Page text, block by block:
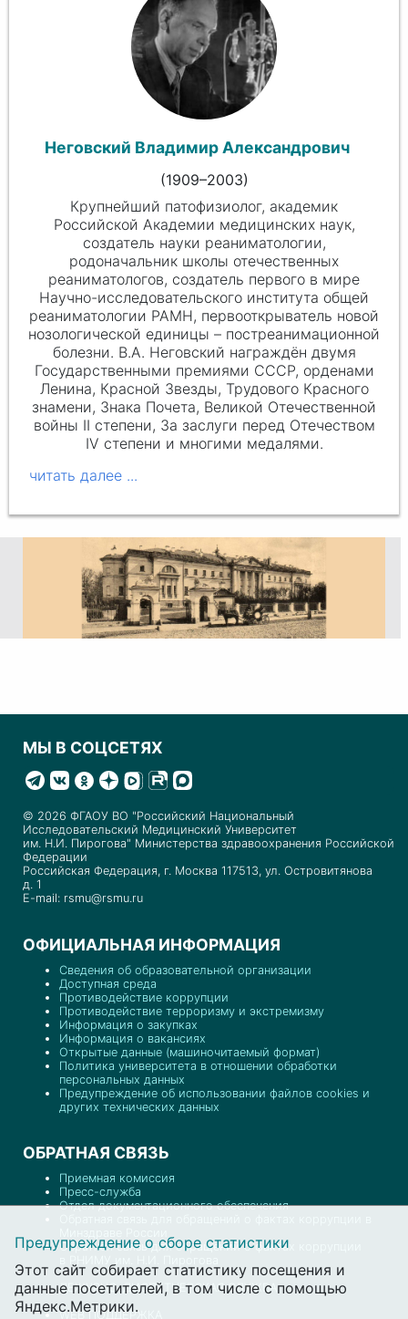
Неговский Владимир Александрович
(1909–2003)
Крупнейший патофизиолог, академик
Российской Академии медицинских наук,
создатель науки реаниматологии,
родоначальник школы отечественных
реаниматологов, создатель первого в мире
Научно-исследовательского института общей
реаниматологии РАМН, первооткрыватель новой
нозологической единицы – постреанимационной
болезни. В.А. Неговский награждён двумя
Государственными премиями СССР, орденами
Ленина, Красной Звезды, Трудового Красного
знамени, Знака Почета, Великой Отечественной
войны II степени, За заслуги перед Отечеством
IV степени и многими медалями.
МЫ В СОЦСЕТЯХ
© 2026 ФГАОУ ВО "Российский Национальный
Исследовательский Медицинский Университет
им. Н.И. Пирогова" Министерства здравоохранения Российской
Федерации
Российская Федерация, г. Москва 117513, ул. Островитянова
д. 1
E-mail: rsmu@rsmu.ru
ОФИЦИАЛЬНАЯ ИНФОРМАЦИЯ
Сведения об образовательной организации
Доступная среда
Противодействие коррупции
Противодействие терроризму и экстремизму
Информация о закупках
Информация о вакансиях
Открытые данные (машиночитаемый формат)
Политика университета в отношении обработки
персональных данных
Предупреждение об использовании файлов cookies и
других технических данных
ОБРАТНАЯ СВЯЗЬ
Приемная комиссия
Пресс-служба
Отдел документационного обеспечения
Обратная связь для обращений о фактах коррупции
ДЕЖУРНО-ДИСПЕТЧЕРСКАЯ СЛУЖБА
WEB ПОДДЕРЖКА
Предупреждение о сборе статистики
Этот сайт собирает статистику посещения и
данные посетителей, в том числе с помощью
Яндекс.Метрики.